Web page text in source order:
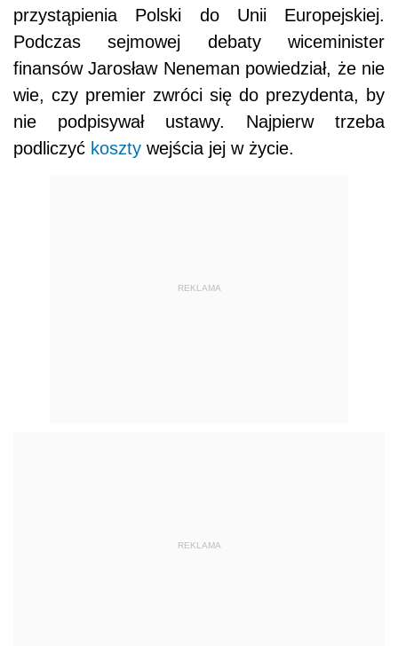
przystąpienia Polski do Unii Europejskiej.
Podczas sejmowej debaty wiceminister
finansów Jarosław Neneman powiedział, że nie
wie, czy premier zwróci się do prezydenta, by
nie podpisywał ustawy. Najpierw trzeba
podliczyć koszty wejścia jej w życie.
REKLAMA
REKLAMA